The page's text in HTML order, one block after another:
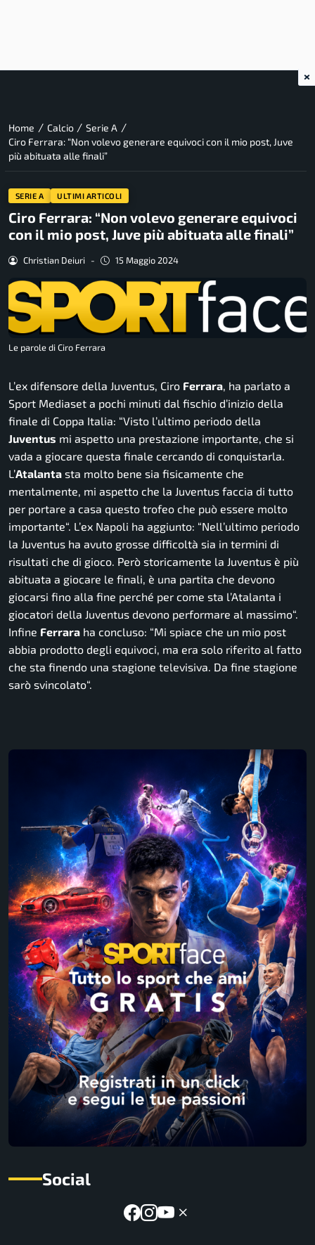
Home / Calcio / Serie A /
Ciro Ferrara: “Non volevo generare equivoci con il mio post, Juve
più abituata alle finali”
SERIE A ULTIMI ARTICOLI
Ciro Ferrara: “Non volevo generare equivoci
con il mio post, Juve più abituata alle finali”
Christian Deiuri - 15 Maggio 2024
Le parole di Ciro Ferrara
L’ex difensore della Juventus, Ciro Ferrara , ha parlato a
Sport Mediaset a pochi minuti dal fischio d’inizio della
finale di Coppa Italia: “Visto l’ultimo periodo della
Juventus mi aspetto una prestazione importante, che si
vada a giocare questa finale cercando di conquistarla.
L’Atalanta sta molto bene sia fisicamente che
mentalmente, mi aspetto che la Juventus faccia di tutto
per portare a casa questo trofeo che può essere molto
importante“. L’ex Napoli ha aggiunto: “Nell’ultimo periodo
la Juventus ha avuto grosse difficoltà sia in termini di
risultati che di gioco. Però storicamente la Juventus è più
abituata a giocare le finali, è una partita che devono
giocarsi fino alla fine perché per come sta l’Atalanta i
giocatori della Juventus devono performare al massimo“.
Infine Ferrara ha concluso: “Mi spiace che un mio post
abbia prodotto degli equivoci, ma era solo riferito al fatto
che sta finendo una stagione televisiva. Da fine stagione
sarò svincolato“.
Social
×